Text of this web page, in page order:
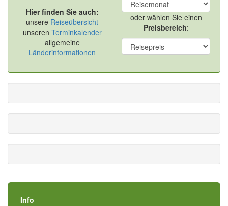
Hier finden Sie auch:
unsere Reiseübersicht
unseren Terminkalender
allgemeine
Länderinformationen
oder wählen Sie einen
Preisbereich:
Info